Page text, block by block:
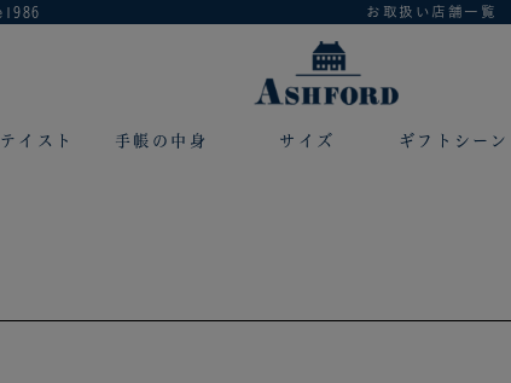
お取扱い店舗一覧
イスト 手帳の中身 サイズ ギフトシーン